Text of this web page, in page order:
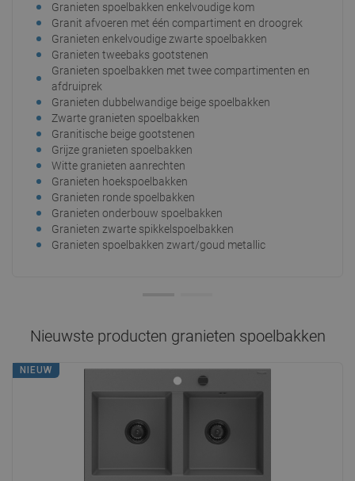
Granieten spoelbakken enkelvoudige kom
Granit afvoeren met één compartiment en droogrek
Granieten enkelvoudige zwarte spoelbakken
Granieten tweebaks gootstenen
Granieten spoelbakken met twee compartimenten en
afdruiprek
Granieten dubbelwandige beige spoelbakken
Zwarte granieten spoelbakken
Granitische beige gootstenen
Grijze granieten spoelbakken
Witte granieten aanrechten
Granieten hoekspoelbakken
Granieten ronde spoelbakken
Granieten onderbouw spoelbakken
Granieten zwarte spikkelspoelbakken
Granieten spoelbakken zwart/goud metallic
Nieuwste producten granieten spoelbakken
NIEUW